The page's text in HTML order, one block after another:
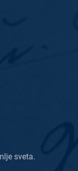
sveta.